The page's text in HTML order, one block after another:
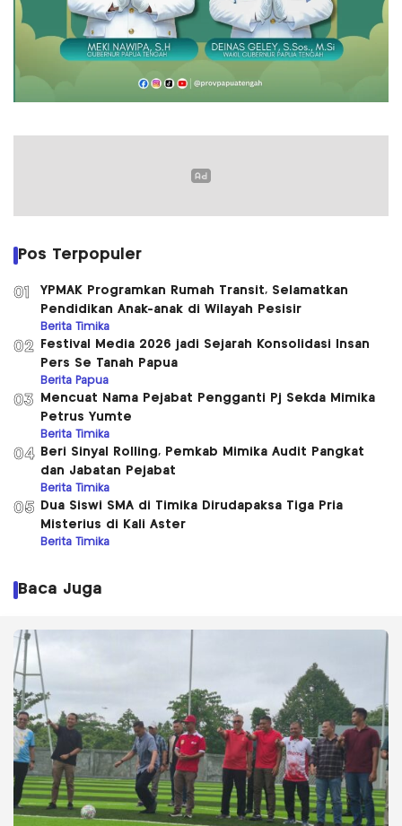
Pos Terpopuler
01
YPMAK Programkan Rumah Transit, Selamatkan
Pendidikan Anak-anak di Wilayah Pesisir
Berita Timika
02
Festival Media 2026 jadi Sejarah Konsolidasi Insan
Pers Se Tanah Papua
Berita Papua
03
Mencuat Nama Pejabat Pengganti Pj Sekda Mimika
Petrus Yumte
Berita Timika
04
Beri Sinyal Rolling, Pemkab Mimika Audit Pangkat
dan Jabatan Pejabat
Berita Timika
05
Dua Siswi SMA di Timika Dirudapaksa Tiga Pria
Misterius di Kali Aster
Berita Timika
Baca Juga